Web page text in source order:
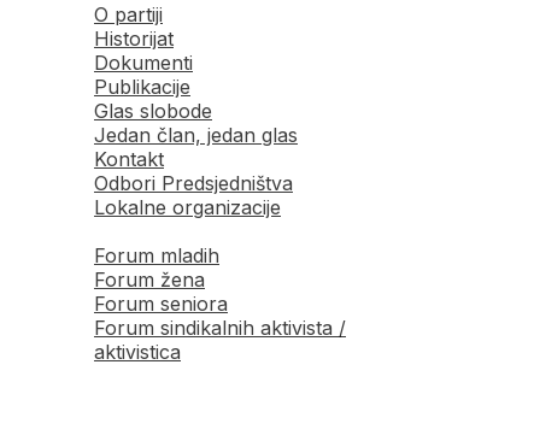
O partiji
Historijat
Dokumenti
Publikacije
Glas slobode
Jedan član, jedan glas
Kontakt
Odbori Predsjedništva
Lokalne organizacije
Forum mladih
Forum žena
Forum seniora
Forum sindikalnih aktivista /
aktivistica